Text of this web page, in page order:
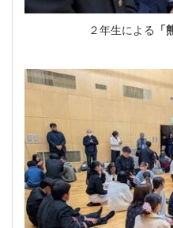
２年生による